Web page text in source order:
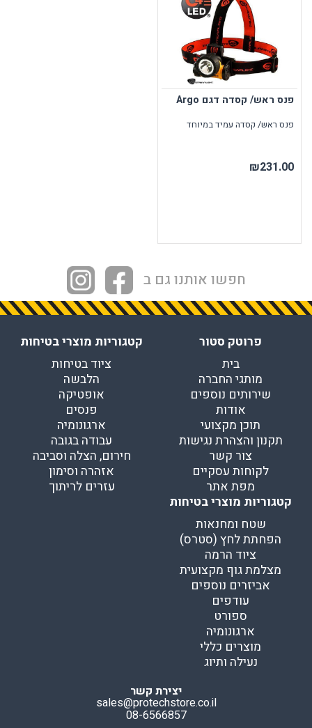
פנס ראש/ קסדה דגם Argo
פנס ראש/ קסדה עמיד במיוחד
₪231.00
חפשו אותנו גם ב
פרוטק סטור
בית
מותגי החברה
שירותים נוספים
אודות
תוכן מקצועי
תקנון והצהרת נגישות
צור קשר
לקוחות עסקיים
מפת אתר
קטגוריות מוצרי בטיחות
ציוד בטיחות
הלבשה
אופטיקה
פנסים
ארגונומיה
עבודה בגובה
חירום, הצלה וסביבה
אזהרה וסימון
עזרים לריתוך
קטגוריות מוצרי בטיחות
שטח ומחנאות
הפחתת לחץ (סטרס)
ציוד הרמה
מצלמת גוף מקצועית
אביזרים נוספים
עודפים
ספורט
ארגונומיה
מוצרים כללי
נעילה ותיוג
יצירת קשר
sales@protechstore.co.il
08-6566857